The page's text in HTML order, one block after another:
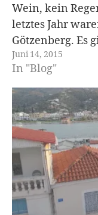
Wein, kein
letztes Jahr
Götzenberg. Es
in Esslingen,
Weine sind von
Juni 14, 2015
In "Blog"